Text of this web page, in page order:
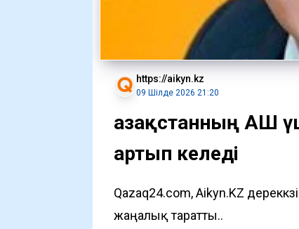
https://aikyn.kz
09 Шілде 2026 21:20
Қазақстанның АҚШ
артып келеді
Qazaq24.com, Aikyn.KZ
жаңалық таратты..